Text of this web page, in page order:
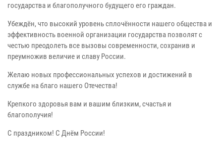
государства и благополучного будущего его граждан.
Убеждён, что высокий уровень сплочённости нашего общества и
эффективность военной организации государства позволят с
честью преодолеть все вызовы современности, сохранив и
преумножив величие и славу России.
Желаю новых профессиональных успехов и достижений в
службе на благо нашего Отечества!
Крепкого здоровья вам и вашим близким, счастья и
благополучия!
С праздником! С Днём России!